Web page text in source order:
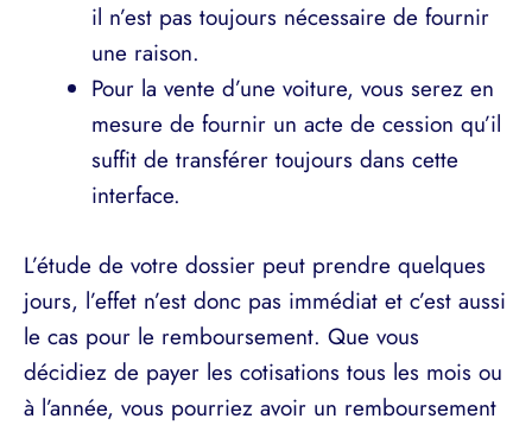
il n’est pas toujours nécessaire de fournir
une raison.
Pour la vente d’une voiture, vous serez en
mesure de fournir un acte de cession qu’il
suffit de transférer toujours dans cette
interface.
L’étude de votre dossier peut prendre quelques
jours, l’effet n’est donc pas immédiat et c’est aussi
le cas pour le remboursement. Que vous
décidiez de payer les cotisations tous les mois ou
à l’année, vous pourriez avoir un remboursement